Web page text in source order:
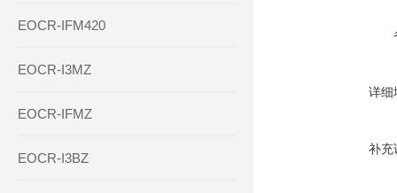
EOCR-IFM420
EOCR-I3MZ
EOCR-IFMZ
EOCR-I3BZ
详细
补充